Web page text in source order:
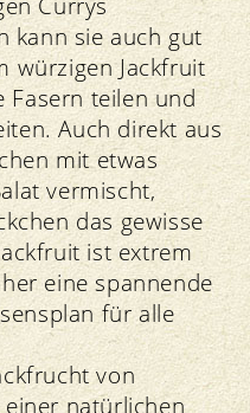
kann sie auch gut
würzigen Jackfruit
Fasern teilen und
Auch direkt aus
mit etwas
vermischt,
das gewisse
ist extrem
eine spannende
für alle
von
natürlichen